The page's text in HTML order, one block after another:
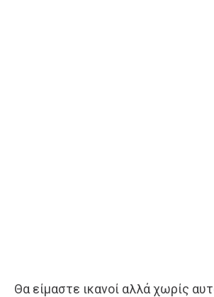
Θα είμαστε ικανοί αλλά χωρίς